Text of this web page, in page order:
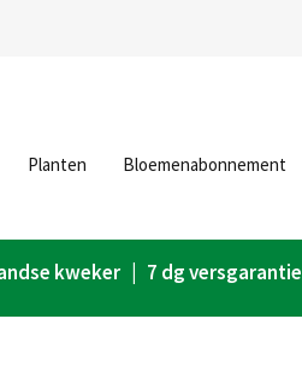
Planten Bloemenabonnement
kweker | 7 dg versgarantie